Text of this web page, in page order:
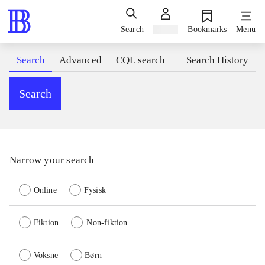
Search Bookmarks Menu
Search Advanced CQL search Search History
Search
Narrow your search
Online Fysisk
Fiktion Non-fiktion
Voksne Børn